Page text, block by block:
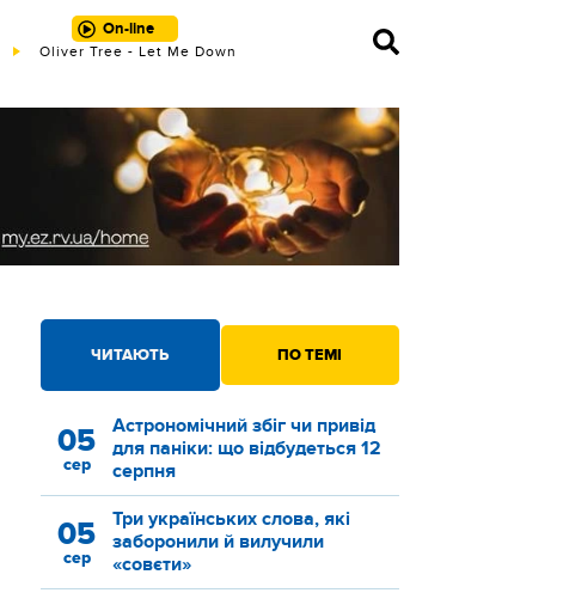
On-line
Oliver Tree - Let Me Down
ЧИТАЮТЬ ПО ТЕМІ
05
сер
Астрономічний збіг чи привід
для паніки: що відбудеться 12
серпня
05
сер
Три українських слова, які
заборонили й вилучили
«совєти»